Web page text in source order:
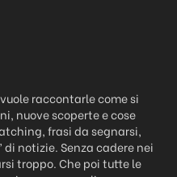
raccontarle come si
nuove scoperte e cose
frasi da segnarsi,
di notizie. Senza cadere nei
troppo. Che poi tutte le